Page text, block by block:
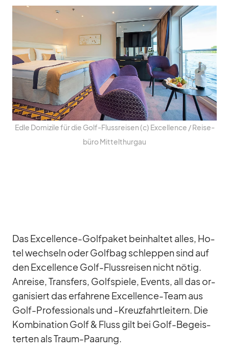
Edle Do­mi­zile für die Golf-Fluss­rei­sen (c) Ex­cel­lence /​ Rei­se­
büro Mit­tel­thur­gau
Das Ex­cel­lence-Golf­pa­ket be­inhal­tet al­les, Ho­
tel wech­seln oder Golf­bag schlep­pen sind auf
den Ex­cel­lence Golf-Fluss­rei­sen nicht nö­tig.
An­reise, Trans­fers, Golf­spiele, Events, all das or­
ga­ni­siert das er­fah­rene Ex­cel­lence-Team aus
Golf-Pro­fes­sio­nals und ‑Kreuz­fahrt­lei­tern. Die
Kom­bi­na­tion Golf & Fluss gilt bei Golf-Be­geis­
ter­ten als Traum-Paa­rung.